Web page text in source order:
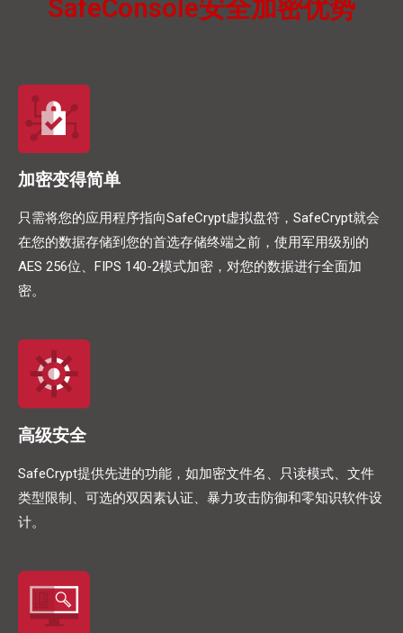
SafeConsole安全加密优势
加密变得简单
只需将您的应用程序指向SafeCrypt虚拟盘符，SafeCrypt就会
在您的数据存储到您的首选存储终端之前，使用军用级别的
AES 256位、FIPS 140-2模式加密，对您的数据进行全面加
密。
高级安全
SafeCrypt提供先进的功能，如加密文件名、只读模式、文件
类型限制、可选的双因素认证、暴力攻击防御和零知识软件设
计。